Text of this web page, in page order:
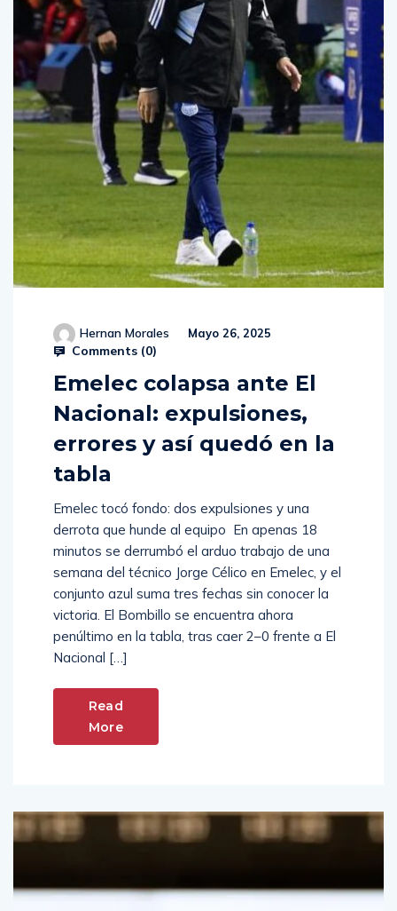
Hernan Morales Mayo 26, 2025
Comments (0)
Emelec colapsa ante El
Nacional: expulsiones,
errores y así quedó en la
tabla
Emelec tocó fondo: dos expulsiones y una
derrota que hunde al equipo En apenas 18
minutos se derrumbó el arduo trabajo de una
semana del técnico Jorge Célico en Emelec, y el
conjunto azul suma tres fechas sin conocer la
victoria. El Bombillo se encuentra ahora
penúltimo en la tabla, tras caer 2–0 frente a El
Nacional […]
Read
More